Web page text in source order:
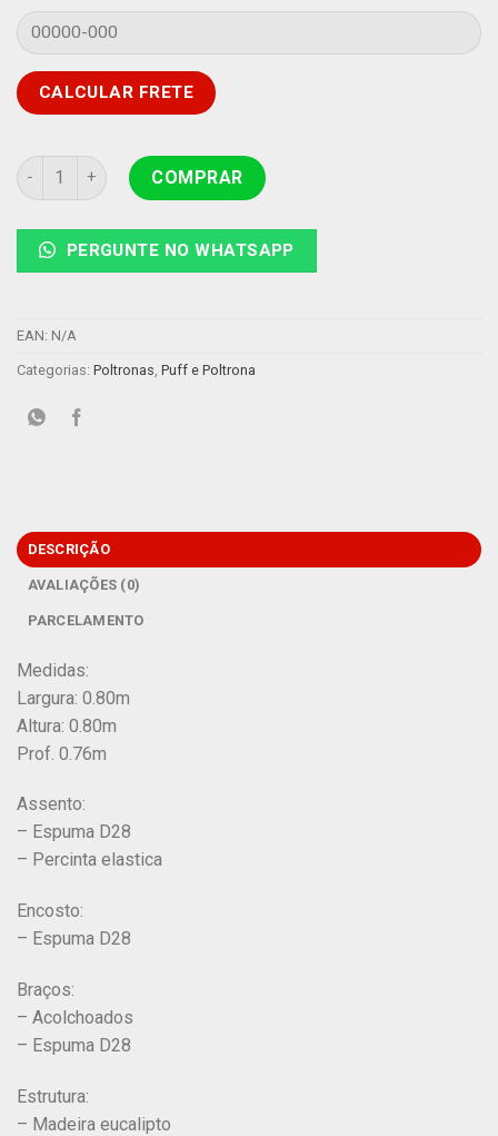
Poltrona Penélope Pé Palito Veludo Bege #MKR quantidade
COMPRAR
PERGUNTE NO WHATSAPP
EAN: N/A
Categorias: Poltronas Puff e Poltrona
DESCRIÇÃO
AVALIAÇÕES (0)
PARCELAMENTO
Medidas:
Largura: 0.80m
Altura: 0.80m
Prof. 0.76m
Assento:
– Espuma D28
– Percinta elastica
Encosto:
– Espuma D28
Braços:
– Acolchoados
– Espuma D28
Estrutura:
– Madeira eucalipto